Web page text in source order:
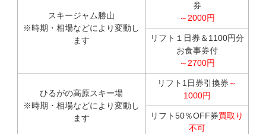
スキージャム勝山
※時期・相場などにより変動し
ます
券
～2000円
リフト１日券＆1100円分
お食事券付
～2700円
ひるがの高原スキー場
※時期・相場などにより変動し
ます
リフト1日券引換券 ～
1000円
リフト50％OFF券買取り
不可